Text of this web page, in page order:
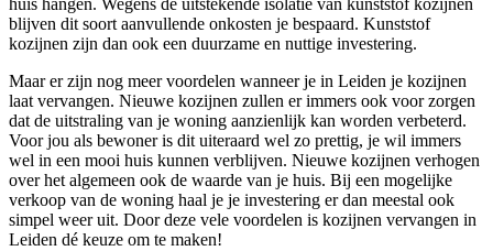
huis hangen. Wegens de uitstekende isolatie van kunststof kozijnen
blijven dit soort aanvullende onkosten je bespaard. Kunststof
kozijnen zijn dan ook een duurzame en nuttige investering.
Maar er zijn nog meer voordelen wanneer je in Leiden je kozijnen
laat vervangen. Nieuwe kozijnen zullen er immers ook voor zorgen
dat de uitstraling van je woning aanzienlijk kan worden verbeterd.
Voor jou als bewoner is dit uiteraard wel zo prettig, je wil immers
wel in een mooi huis kunnen verblijven. Nieuwe kozijnen verhogen
over het algemeen ook de waarde van je huis. Bij een mogelijke
verkoop van de woning haal je je investering er dan meestal ook
simpel weer uit. Door deze vele voordelen is kozijnen vervangen in
Leiden dé keuze om te maken!